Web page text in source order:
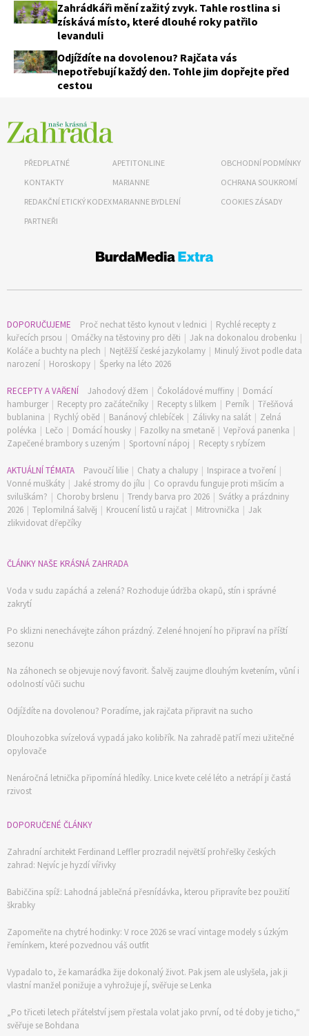
Zahrádkáři mění zažitý zvyk. Tahle rostlina si
získává místo, které dlouhé roky patřilo
levanduli
Odjíždíte na dovolenou? Rajčata vás
nepotřebují každý den. Tohle jim dopřejte před
cestou
PŘEDPLATNÉ
KONTAKTY
REDAKČNÍ ETICKÝ KODEX
PARTNEŘI
APETITONLINE
MARIANNE
MARIANNE BYDLENÍ
OBCHODNÍ PODMÍNKY
OCHRANA SOUKROMÍ
COOKIES ZÁSADY
DOPORUČUJEME Proč nechat těsto kynout v lednici | Rychlé recepty z
kuřecích prsou | Omáčky na těstoviny pro děti | Jak na dokonalou drobenku |
Koláče a buchty na plech | Nejtěžší české jazykolamy | Minulý život podle data
narození | Horoskopy | Šperky na léto 2026
RECEPTY A VAŘENÍ Jahodový džem | Čokoládové muffiny | Domácí
hamburger | Recepty pro začátečníky | Recepty s lilkem | Perník | Třešňová
bublanina | Rychlý oběd | Banánový chlebíček | Zálivky na salát | Zelná
polévka | Lečo | Domácí housky | Fazolky na smetaně | Vepřová panenka |
Zapečené brambory s uzeným | Sportovní nápoj | Recepty s rybízem
AKTUÁLNÍ TÉMATA Pavoučí lilie | Chaty a chalupy | Inspirace a tvoření |
Vonné muškáty | Jaké stromy do jílu | Co opravdu funguje proti mšicím a
sviluškám? | Choroby brslenu | Trendy barva pro 2026 | Svátky a prázdniny
2026 | Teplomilná šalvěj | Kroucení listů u rajčat | Mitrovnička | Jak
zlikvidovat dřepčíky
ČLÁNKY NAŠE KRÁSNÁ ZAHRADA
Voda v sudu zapáchá a zelená? Rozhoduje údržba okapů, stín i správné
zakrytí
Po sklizni nenechávejte záhon prázdný. Zelené hnojení ho připraví na příští
sezonu
Na záhonech se objevuje nový favorit. Šalvěj zaujme dlouhým kvetením, vůní i
odolností vůči suchu
Odjíždíte na dovolenou? Poradíme, jak rajčata připravit na sucho
Dlouhozobka svízelová vypadá jako kolibřík. Na zahradě patří mezi užitečné
opylovače
Nenáročná letnička připomíná hledíky. Lnice kvete celé léto a netrápí ji častá
rzivost
DOPORUČENÉ ČLÁNKY
Zahradní architekt Ferdinand Leffler prozradil největší prohřešky českých
zahrad: Nejvíc je hyzdí vířivky
Babiččina spíž: Lahodná jablečná přesnídávka, kterou připravíte bez použití
škrabky
Zapomeňte na chytré hodinky: V roce 2026 se vrací vintage modely s úzkým
řemínkem, které pozvednou váš outfit
Vypadalo to, že kamarádka žije dokonalý život. Pak jsem ale uslyšela, jak ji
vlastní manžel ponižuje a vyhrožuje jí, svěřuje se Lenka
„Po třiceti letech přátelství jsem přestala volat jako první, od té doby je ticho,“
svěřuje se Bohdana